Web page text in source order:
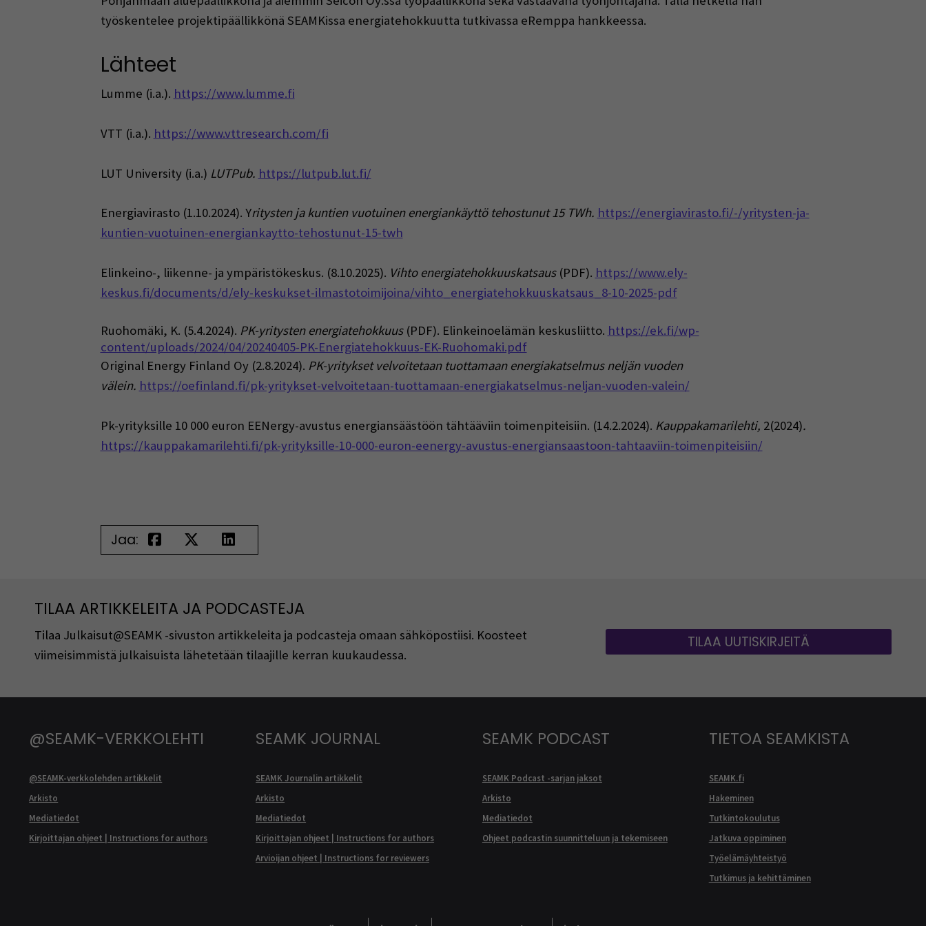
työskentelee projektipäällikkönä SEAMKissa energiatehokkuutta tutkivassa eRemppa hankkeessa.
Lähteet
Lumme (i.a.). https://www.lumme.fi
VTT (i.a.). https://www.vttresearch.com/fi
LUT University (i.a.) LUTPub. https://lutpub.lut.fi/
Energiavirasto (1.10.2024). Yritysten ja kuntien vuotuinen energiankäyttö tehostunut 15 TWh. https://energiavirasto.fi/-/yritysten-ja-
kuntien-vuotuinen-energiankaytto-tehostunut-15-twh
Elinkeino-, liikenne- ja ympäristökeskus. (8.10.2025). Vihto energiatehokkuuskatsaus (PDF). https://www.ely-
keskus.fi/documents/d/ely-keskukset-ilmastotoimijoina/vihto_energiatehokkuuskatsaus_8-10-2025-pdf
Ruohomäki, K. (5.4.2024). PK-yritysten energiatehokkuus(PDF). Elinkeinoelämän keskusliitto. https://ek.fi/wp-
content/uploads/2024/04/20240405-PK-Energiatehokkuus-EK-Ruohomaki.pdf
Original Energy Finland Oy (2.8.2024). PK-yritykset velvoitetaan tuottamaan energiakatselmus neljän vuoden
välein. https://oefinland.fi/pk-yritykset-velvoitetaan-tuottamaan-energiakatselmus-neljan-vuoden-valein/
Pk-yrityksille 10 000 euron EENergy-avustus energiansäästöön tähtääviin toimenpiteisiin. (14.2.2024). Kauppakamarilehti, 2(2024).
https://kauppakamarilehti.fi/pk-yrityksille-10-000-euron-eenergy-avustus-energiansaastoon-tahtaaviin-toimenpiteisiin/
Jaa:
TILAA ARTIKKELEITA JA PODCASTEJA
Tilaa Julkaisut@SEAMK -sivuston artikkeleita ja podcasteja omaan sähköpostiisi. Koosteet
viimeisimmistä julkaisuista lähetetään tilaajille kerran kuukaudessa.
TILAA UUTISKIRJEITÄ
@SEAMK-VERKKOLEHTI
@SEAMK-verkkolehden artikkelit
Arkisto
Mediatiedot
Kirjoittajan ohjeet | Instructions for authors
SEAMK JOURNAL
SEAMK Journalin artikkelit
Arkisto
Mediatiedot
Kirjoittajan ohjeet | Instructions for authors
Arvioijan ohjeet | Instructions for reviewers
SEAMK PODCAST
SEAMK Podcast -sarjan jaksot
Arkisto
Mediatiedot
Ohjeet podcastin suunnitteluun ja tekemiseen
TIETOA SEAMKISTA
SEAMK.fi
Hakeminen
Tutkintokoulutus
Jatkuva oppiminen
Työelämäyhteistyö
Tutkimus ja kehittäminen